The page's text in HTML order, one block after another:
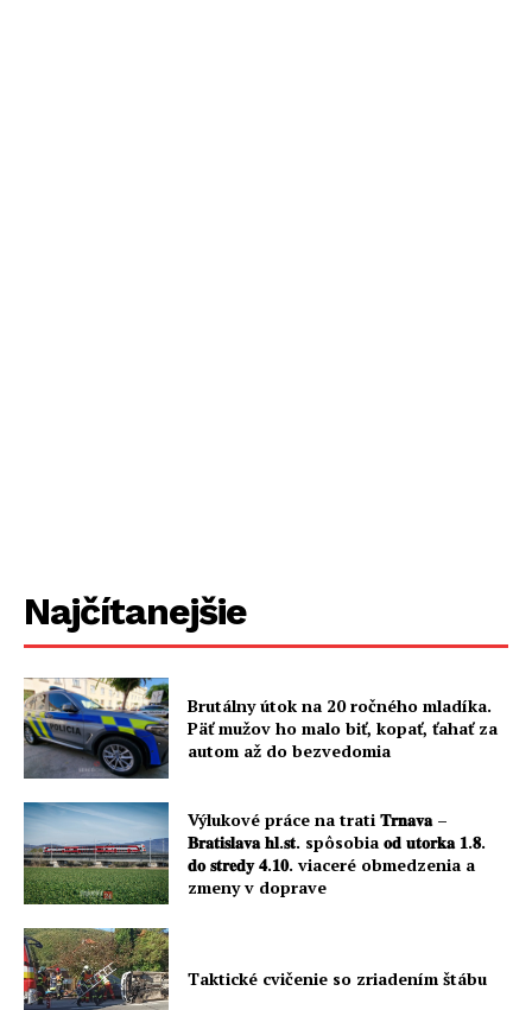
Najčítanejšie
Brutálny útok na 20 ročného mladíka.
Päť mužov ho malo biť, kopať, ťahať za
autom až do bezvedomia
Výlukové práce na trati 𝐓𝐫𝐧𝐚𝐯𝐚 –
𝐁𝐫𝐚𝐭𝐢𝐬𝐥𝐚𝐯𝐚 𝐡𝐥.𝐬𝐭. spôsobia 𝐨𝐝 𝐮𝐭𝐨𝐫𝐤𝐚 𝟏.𝟖.
𝐝𝐨 𝐬𝐭𝐫𝐞𝐝𝐲 𝟒.𝟏𝟎. viaceré obmedzenia a
zmeny v doprave
Taktické cvičenie so zriadením štábu